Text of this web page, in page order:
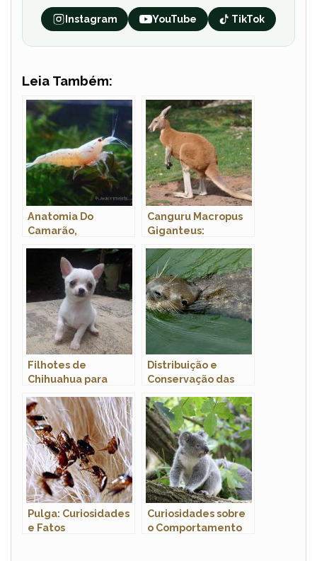
Instagram YouTube TikTok
Leia Também:
Anatomia Do
Camarão,
Cientifico
Canguru Macropus
Giganteus:
Hábitos e Fotos
Filhotes de
Chihuahua para
Encontrar?
Distribuição e
Conservação das
Pulga: Curiosidades
e Fatos
Curiosidades sobre
o Comportamento